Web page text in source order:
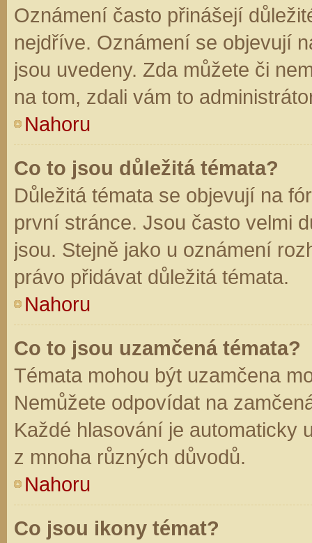
Oznámení často přinášejí
nejdříve. Oznámení se objevují
jsou uvedeny. Zda můžete či
na tom, zdali vám to
Nahoru
Co to jsou důležitá témata?
Důležitá témata se objevují na
první stránce. Jsou často velmi
jsou. Stejně jako u oznámení
právo přidávat důležitá témata.
Nahoru
Co to jsou uzamčená témata?
Témata mohou být uzamčena
Nemůžete odpovídat na
Každé hlasování je automaticky
z mnoha různých důvodů.
Nahoru
Co jsou ikony témat?